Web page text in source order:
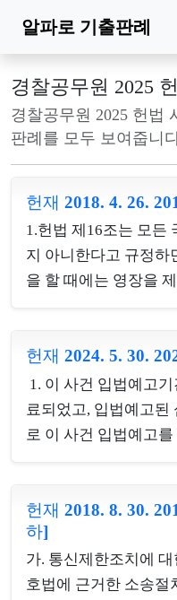
알파로 기출판례
경찰공무원 2025
경찰공무원 2025 헌법
판례를 모두 보여줍니
헌재 2018. 4. 26.
1.헌법 제16조는 모든
지 아니한다고 규정하
을 할 때에는 영장을
성이 충분히 소명되어
심판대상조항은 영장
않으나 위와 같은 해
를 하는 경우에도 동
어렵지 않게 해석할
관이 피의자를 체포하
없이 타인의 주거 등
할 수 있다는 ...
헌재 2024. 5. 30.
1. 이 사건 입법예고
료되었고, 입법예고된
로 이 사건 입법예고
상조항으로 인한 기본
장취지 및 권리구제의
할 때, 심판대상조항
이상, 이 사건 입법예
헌재 2018. 8. 30.
하]
가. 통신제한조치에
호법에 근거한 소송절